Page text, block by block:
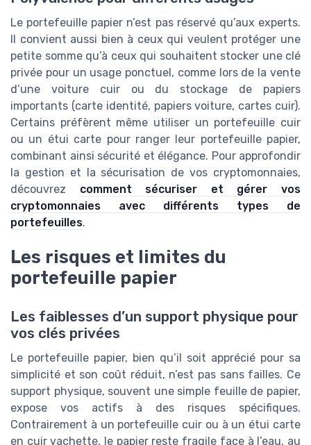
Le portefeuille papier n’est pas réservé qu’aux experts.
Il convient aussi bien à ceux qui veulent protéger une
petite somme qu’à ceux qui souhaitent stocker une clé
privée pour un usage ponctuel, comme lors de la vente
d’une voiture cuir ou du stockage de papiers
importants (carte identité, papiers voiture, cartes cuir).
Certains préfèrent même utiliser un portefeuille cuir
ou un étui carte pour ranger leur portefeuille papier,
combinant ainsi sécurité et élégance. Pour approfondir
la gestion et la sécurisation de vos cryptomonnaies,
découvrez comment sécuriser et gérer vos
cryptomonnaies avec différents types de
portefeuilles.
Les risques et limites du
portefeuille papier
Les faiblesses d’un support physique pour
vos clés privées
Le portefeuille papier, bien qu’il soit apprécié pour sa
simplicité et son coût réduit, n’est pas sans failles. Ce
support physique, souvent une simple feuille de papier,
expose vos actifs à des risques spécifiques.
Contrairement à un portefeuille cuir ou à un étui carte
en cuir vachette, le papier reste fragile face à l’eau, au